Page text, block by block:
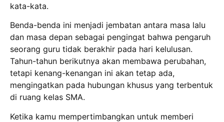
kata-kata.
Benda-benda ini menjadi jembatan antara masa lalu
dan masa depan sebagai pengingat bahwa pengaruh
seorang guru tidak berakhir pada hari kelulusan.
Tahun-tahun berikutnya akan membawa perubahan,
tetapi kenang-kenangan ini akan tetap ada,
mengingatkan pada hubungan khusus yang terbentuk
di ruang kelas SMA.
Ketika kamu mempertimbangkan untuk memberi